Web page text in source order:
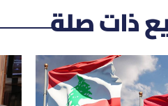
ذات صلة